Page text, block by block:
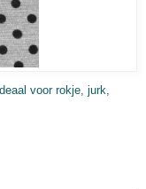
voor rokje, jurk,